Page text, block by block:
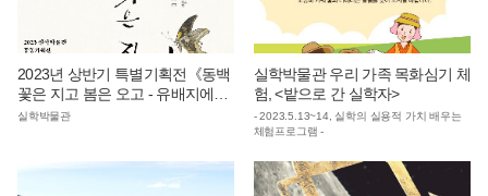
2023년 상반기 특별기획전《동백
꽃은 지고 봄은 오고 - 유배지에서
쓴 정약용의 시와 편지》
실학박물관
실학박물관 우리 가족 목화심기 체
험, <밭으로 간 실학자>
- 2023.5.13~14, 실학의 실용적 가치 배우는
체험프로그램 -